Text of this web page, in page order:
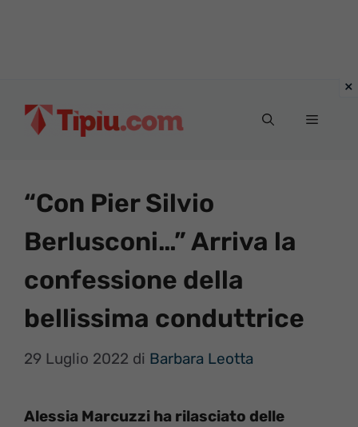
Menu
“Con Pier Silvio
Berlusconi…” Arriva la
confessione della
bellissima conduttrice
29 Luglio 2022 di Barbara Leotta
Alessia Marcuzzi ha rilasciato delle